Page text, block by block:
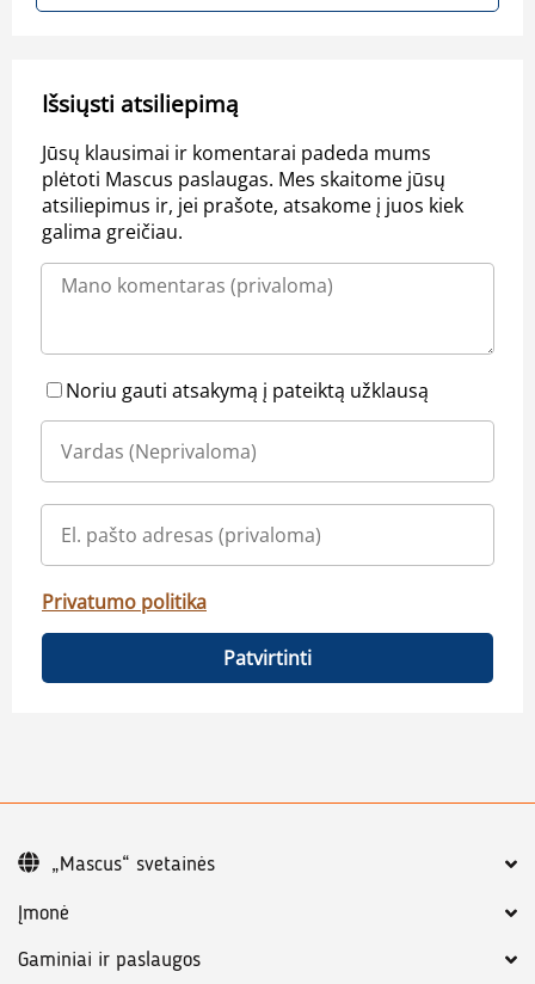
Išsiųsti atsiliepimą
Jūsų klausimai ir komentarai padeda mums
plėtoti Mascus paslaugas. Mes skaitome jūsų
atsiliepimus ir, jei prašote, atsakome į juos kiek
galima greičiau.
Noriu gauti atsakymą į pateiktą užklausą
Privatumo politika
Patvirtinti
Įmonė
Gaminiai ir paslaugos
„Mascus“ svetainės